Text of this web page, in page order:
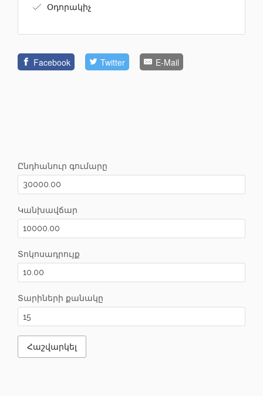
Օդորակիչ
Facebook Twitter E-Mail
Ընդհանուր գումարը
Կանխավճար
Տոկոսադրույք
Տարիների քանակը